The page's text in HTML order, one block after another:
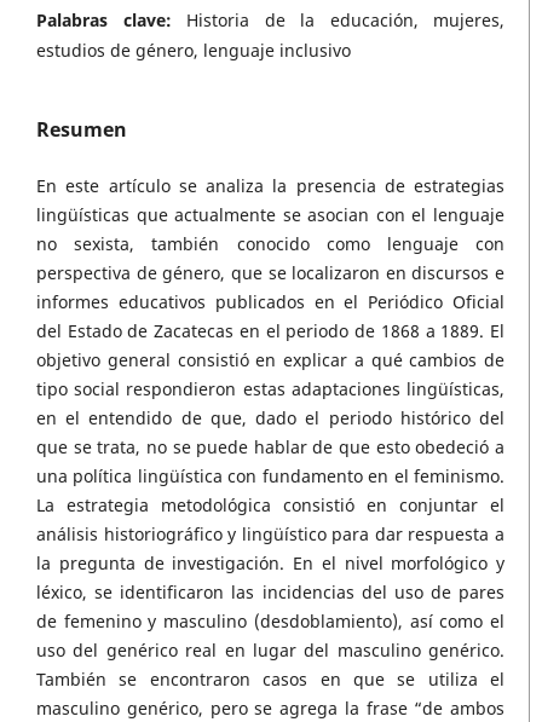
Palabras clave: Historia de la educación, mujeres,
estudios de género, lenguaje inclusivo
Resumen
En este artículo se analiza la presencia de estrategias
lingüísticas que actualmente se asocian con el lenguaje
no sexista, también conocido como lenguaje con
perspectiva de género, que se localizaron en discursos e
informes educativos publicados en el Periódico Oficial
del Estado de Zacatecas en el periodo de 1868 a 1889. El
objetivo general consistió en explicar a qué cambios de
tipo social respondieron estas adaptaciones lingüísticas,
en el entendido de que, dado el periodo histórico del
que se trata, no se puede hablar de que esto obedeció a
una política lingüística con fundamento en el feminismo.
La estrategia metodológica consistió en conjuntar el
análisis historiográfico y lingüístico para dar respuesta a
la pregunta de investigación. En el nivel morfológico y
léxico, se identificaron las incidencias del uso de pares
de femenino y masculino (desdoblamiento), así como el
uso del genérico real en lugar del masculino genérico.
También se encontraron casos en que se utiliza el
masculino genérico, pero se agrega la frase “de ambos